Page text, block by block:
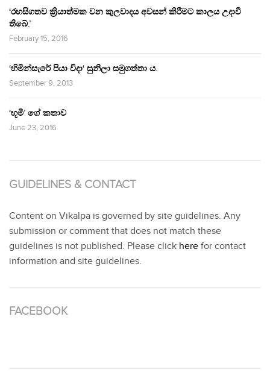
‘රහසිගතව ක්‍රියාත්මක වන කුලවාදය අවසන් කිරීමට කාලය උදාවී
තිබේ.’
February 15, 2016
‘හිමින්සැරේ පියා විදා‘ සුනිලා සමුගත්තා ය.
September 9, 2013
‘භූමි’ ගේ කතාව
June 23, 2016
GUIDELINES & CONTACT
Content on Vikalpa is governed by site guidelines. Any
submission or comment that does not match these
guidelines is not published. Please click here for contact
information and site guidelines.
FACEBOOK